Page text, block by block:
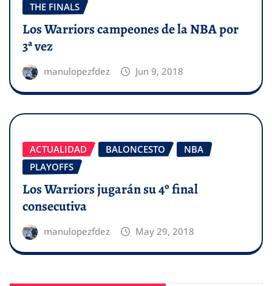
THE FINALS
Los Warriors campeones de la NBA por
3ª vez
manulopezfdez Jun 9, 2018
ACTUALIDAD BALONCESTO
NBA
PLAYOFFS
Los Warriors jugarán su 4º final
consecutiva
manulopezfdez May 29, 2018